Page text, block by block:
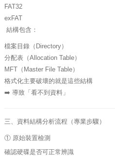
FAT32
exFAT
結構包含：
檔案目錄（Directory）
分配表（Allocation Table）
MFT（Master File Table）
格式化主要破壞的就是這些結構
➡️ 導致「看不到資料」
三、資料結構分析流程（專業步驟）
① 原始裝置檢測
確認硬碟是否可正常辨識